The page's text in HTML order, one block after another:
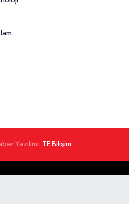
Yazılımı: TE Bilişim